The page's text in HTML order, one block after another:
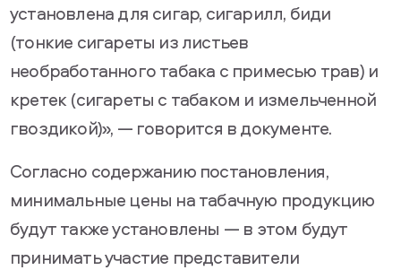
установлена для сигар, сигарилл, биди
(тонкие сигареты из листьев
необработанного табака с примесью трав) и
кретек (сигареты с табаком и измельченной
гвоздикой)», — говорится в документе.
Согласно содержанию постановления,
минимальные цены на табачную продукцию
будут также установлены — в этом будут
принимать участие представители